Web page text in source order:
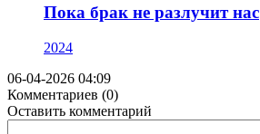
Пока брак не разлучит нас
2024
06-04-2026 04:09
Комментариев (0)
Оставить комментарий